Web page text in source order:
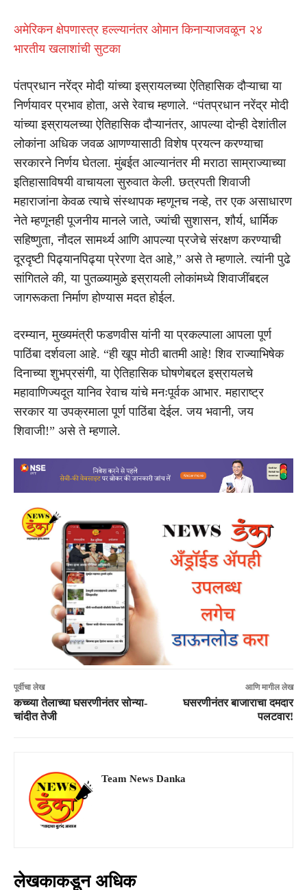
अमेरिकन क्षेपणास्त्र हल्ल्यानंतर ओमान किनाऱ्याजवळून २४
भारतीय खलाशांची सुटका
पंतप्रधान नरेंद्र मोदी यांच्या इस्रायलच्या ऐतिहासिक दौऱ्याचा या
निर्णयावर प्रभाव होता, असे रेवाच म्हणाले. “पंतप्रधान नरेंद्र मोदी
यांच्या इस्रायलच्या ऐतिहासिक दौऱ्यानंतर, आपल्या दोन्ही देशांतील
लोकांना अधिक जवळ आणण्यासाठी विशेष प्रयत्न करण्याचा
सरकारने निर्णय घेतला. मुंबईत आल्यानंतर मी मराठा साम्राज्याच्या
इतिहासाविषयी वाचायला सुरुवात केली. छत्रपती शिवाजी
महाराजांना केवळ त्याचे संस्थापक म्हणूनच नव्हे, तर एक असाधारण
नेते म्हणूनही पूजनीय मानले जाते, ज्यांची सुशासन, शौर्य, धार्मिक
सहिष्णुता, नौदल सामर्थ्य आणि आपल्या प्रजेचे संरक्षण करण्याची
दूरदृष्टी पिढ्यानपिढ्या प्रेरणा देत आहे,” असे ते म्हणाले. त्यांनी पुढे
सांगितले की, या पुतळ्यामुळे इस्रायली लोकांमध्ये शिवाजींबद्दल
जागरूकता निर्माण होण्यास मदत होईल.
दरम्यान, मुख्यमंत्री फडणवीस यांनी या प्रकल्पाला आपला पूर्ण
पाठिंबा दर्शवला आहे. “ही खूप मोठी बातमी आहे! शिव राज्याभिषेक
दिनाच्या शुभप्रसंगी, या ऐतिहासिक घोषणेबद्दल इस्रायलचे
महावाणिज्यदूत यानिव रेवाच यांचे मनःपूर्वक आभार. महाराष्ट्र
सरकार या उपक्रमाला पूर्ण पाठिंबा देईल. जय भवानी, जय
शिवाजी!” असे ते म्हणाले.
पूर्वीचा लेख
कच्च्या तेलाच्या घसरणीनंतर सोन्या-
चांदीत तेजी
आणि मागील लेख
घसरणीनंतर बाजाराचा दमदार
पलटवार!
Team News Danka
लेखकाकडून अधिक